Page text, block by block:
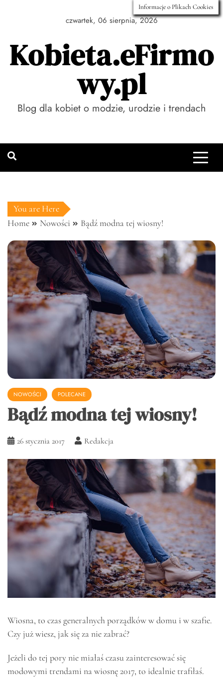
czwartek, 06 sierpnia, 2026
Kobieta.eFirmo
wy.pl
Blog dla kobiet o modzie, urodzie i trendach
You are Here
Home
Nowości Bądź modna tej wiosny!
NOWOŚCI POLECANE
Bądź modna tej wiosny!
26 stycznia 2017 Redakcja
Wiosna, to czas generalnych porządków w domu i w szafie.
Czy już wiesz, jak się za nie zabrać?
Jeżeli do tej pory nie miałaś czasu zainteresować się
modowymi trendami na wiosnę 2017, to idealnie trafiłaś.
Informacje o Plikach Cookies